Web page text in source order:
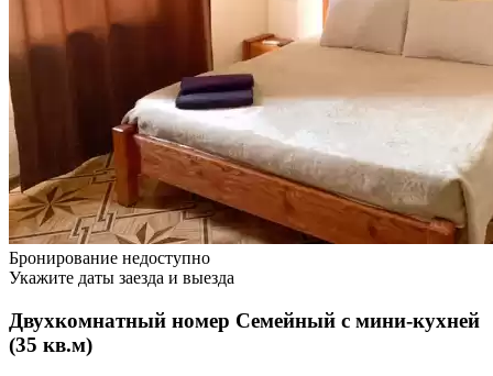
Бронирование недоступно
Укажите даты заезда и выезда
Двухкомнатный номер Семейный с мини-кухней
(35 кв.м)